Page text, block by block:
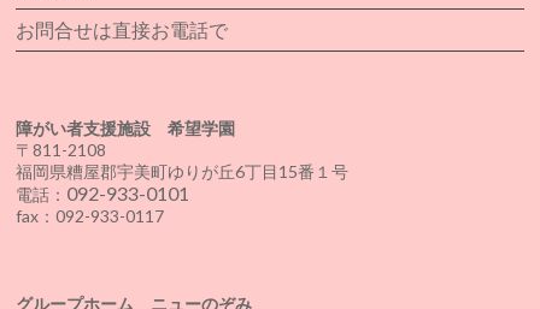
お問合せは直接お電話で
障がい者支援施設 希望学園
〒811-2108
福岡県糟屋郡宇美町ゆりが丘6丁目15番１号
電話： 092-933-0101
fax：092-933-0117
グループホーム ニューのぞみ